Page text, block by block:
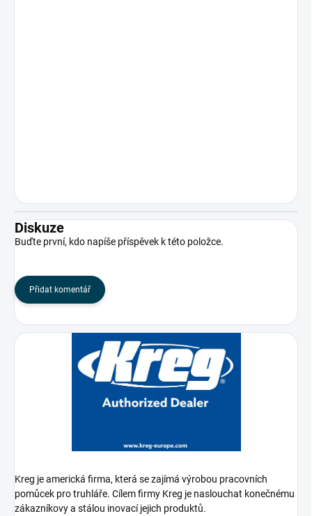
Diskuze
Buďte první, kdo napíše příspěvek k této položce.
Přidat komentář
Kreg je americká firma, která se zajímá výrobou pracovních
pomůcek pro truhláře. Cílem firmy Kreg je naslouchat konečnému
zákazníkovy a stálou inovací jejich produktů.